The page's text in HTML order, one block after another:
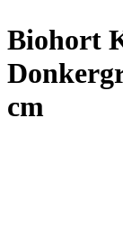
Biohort
cm